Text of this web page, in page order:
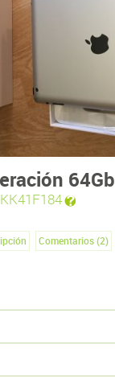
64Gb
Comentarios (2)